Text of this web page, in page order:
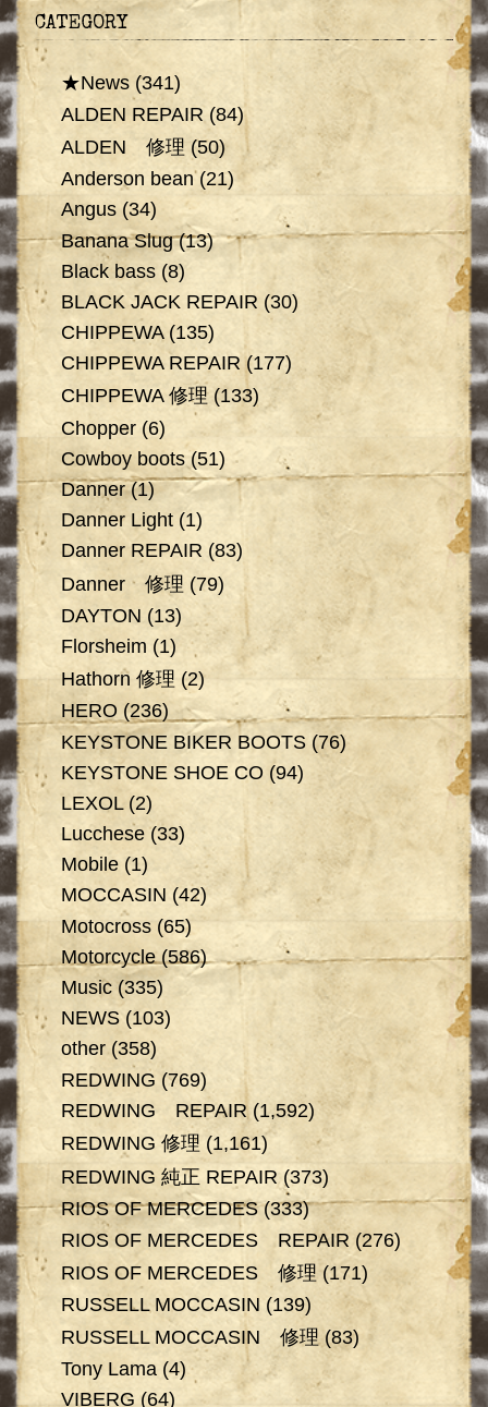
CATEGORY
★News(341)
ALDEN REPAIR(84)
ALDEN 修理 (50)
Anderson bean(21)
Angus(34)
Banana Slug(13)
Black bass(8)
BLACK JACK REPAIR (30)
CHIPPEWA(135)
CHIPPEWA REPAIR (177)
CHIPPEWA 修理(133)
Chopper(6)
Cowboy boots(51)
Danner(1)
Danner Light(1)
Danner REPAIR (83)
Danner 修理 (79)
DAYTON (13)
Florsheim (1)
Hathorn 修理 (2)
HERO (236)
KEYSTONE BIKER BOOTS(76)
KEYSTONE SHOE CO (94)
LEXOL(2)
Lucchese(33)
Mobile(1)
MOCCASIN (42)
Motocross(65)
Motorcycle(586)
Music(335)
NEWS(103)
other(358)
REDWING (769)
REDWING REPAIR (1,592)
REDWING 修理 (1,161)
REDWING 純正 REPAIR (373)
RIOS OF MERCEDES(333)
RIOS OF MERCEDES REPAIR (276)
RIOS OF MERCEDES 修理 (171)
RUSSELL MOCCASIN (139)
RUSSELL MOCCASIN 修理(83)
Tony Lama(4)
VIBERG (64)